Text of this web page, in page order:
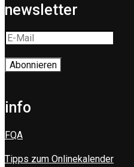
newsletter
info
FQA
Tipps zum Onlinekalender